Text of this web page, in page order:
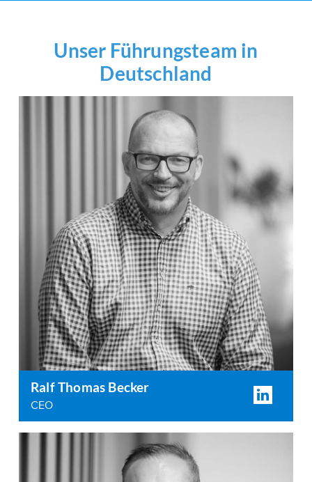
Unser Führungsteam in
Deutschland
Ralf Thomas Becker
CEO